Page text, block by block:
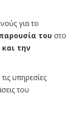
για το
του στο
την
υπηρεσίες
του